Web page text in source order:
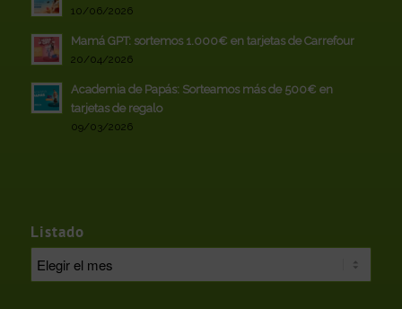
10/06/2026
Mamá GPT: sortemos 1.000€ en tarjetas de Carrefour
20/04/2026
Academia de Papás: Sorteamos más de 500€ en
tarjetas de regalo
09/03/2026
Listado